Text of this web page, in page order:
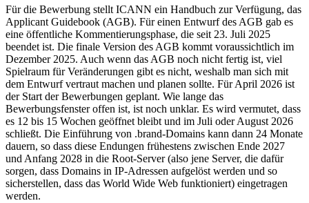
Für die Bewerbung stellt ICANN ein Handbuch zur Verfügung, das
Applicant Guidebook (AGB). Für einen Entwurf des AGB gab es
eine öffentliche Kommentierungsphase, die seit 23. Juli 2025
beendet ist. Die finale Version des AGB kommt voraussichtlich im
Dezember 2025. Auch wenn das AGB noch nicht fertig ist, viel
Spielraum für Veränderungen gibt es nicht, weshalb man sich mit
dem Entwurf vertraut machen und planen sollte. Für April 2026 ist
der Start der Bewerbungen geplant. Wie lange das
Bewerbungsfenster offen ist, ist noch unklar. Es wird vermutet, dass
es 12 bis 15 Wochen geöffnet bleibt und im Juli oder August 2026
schließt. Die Einführung von .brand-Domains kann dann 24 Monate
dauern, so dass diese Endungen frühestens zwischen Ende 2027
und Anfang 2028 in die Root-Server (also jene Server, die dafür
sorgen, dass Domains in IP-Adressen aufgelöst werden und so
sicherstellen, dass das World Wide Web funktioniert) eingetragen
werden.